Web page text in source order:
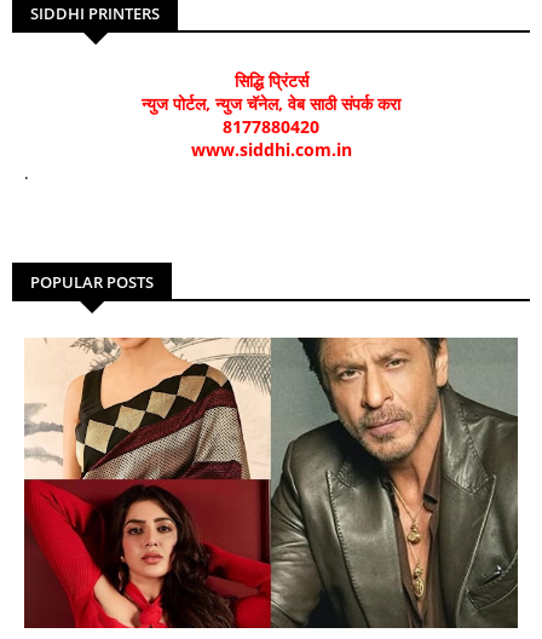
SIDDHI PRINTERS
सिद्धि प्रिंटर्स
न्युज पोर्टल, न्युज चॅनेल, वेब साठी संपर्क करा
8177880420
www.siddhi.com.in
.
POPULAR POSTS